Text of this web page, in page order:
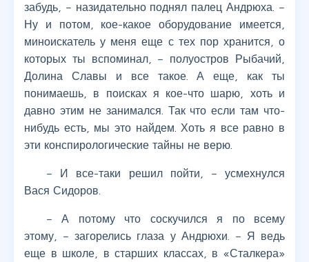
забудь, – назидательно поднял палец Андрюха. –
Ну и потом, кое-какое оборудование имеется,
миноискатель у меня еще с тех пор хранится, о
которых ты вспоминал, – полуостров Рыбачий,
Долина Славы и все такое. А еще, как ты
понимаешь, в поисках я кое-что шарю, хоть и
давно этим не занимался. Так что если там что-
нибудь есть, мы это найдем. Хоть я все равно в
эти конспирологические тайны не верю.
– И все-таки решил пойти, – усмехнулся
Вася Сидоров.
– А потому что соскучился я по всему
этому, – загорелись глаза у Андрюхи. – Я ведь
еще в школе, в старших классах, в «Сталкера»